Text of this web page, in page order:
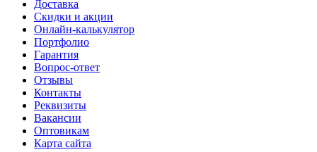
Доставка
Скидки и акции
Онлайн-калькулятор
Портфолио
Гарантия
Вопрос-ответ
Отзывы
Контакты
Реквизиты
Вакансии
Оптовикам
Карта сайта